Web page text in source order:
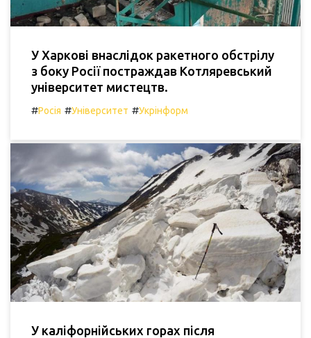
У Харкові внаслідок ракетного обстрілу
з боку Росії постраждав Котляревський
університет мистецтв.
#Росія #Університет #Укрінформ
У каліфорнійських горах після